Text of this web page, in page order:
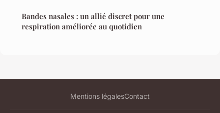
Bandes nasales : un allié discret pour une
respiration améliorée au quotidien
Mentions légalesContact